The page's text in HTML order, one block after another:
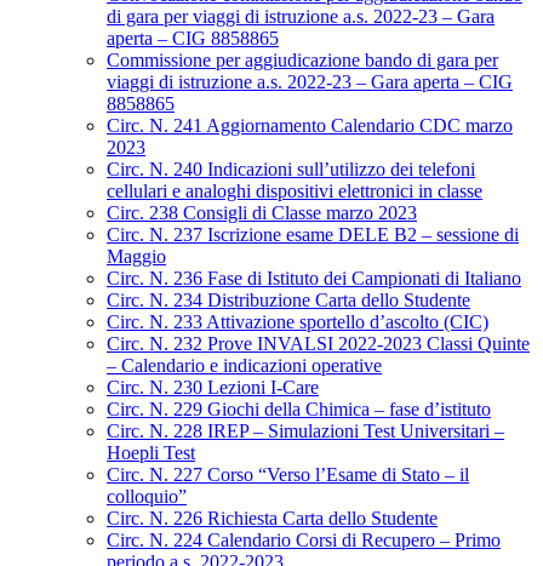
di gara per viaggi di istruzione a.s. 2022-23 – Gara
aperta – CIG 8858865
Commissione per aggiudicazione bando di gara per
viaggi di istruzione a.s. 2022-23 – Gara aperta – CIG
8858865
Circ. N. 241 Aggiornamento Calendario CDC marzo
2023
Circ. N. 240 Indicazioni sull’utilizzo dei telefoni
cellulari e analoghi dispositivi elettronici in classe
Circ. 238 Consigli di Classe marzo 2023
Circ. N. 237 Iscrizione esame DELE B2 – sessione di
Maggio
Circ. N. 236 Fase di Istituto dei Campionati di Italiano
Circ. N. 234 Distribuzione Carta dello Studente
Circ. N. 233 Attivazione sportello d’ascolto (CIC)
Circ. N. 232 Prove INVALSI 2022-2023 Classi Quinte
– Calendario e indicazioni operative
Circ. N. 230 Lezioni I-Care
Circ. N. 229 Giochi della Chimica – fase d’istituto
Circ. N. 228 IREP – Simulazioni Test Universitari –
Hoepli Test
Circ. N. 227 Corso “Verso l’Esame di Stato – il
colloquio”
Circ. N. 226 Richiesta Carta dello Studente
Circ. N. 224 Calendario Corsi di Recupero – Primo